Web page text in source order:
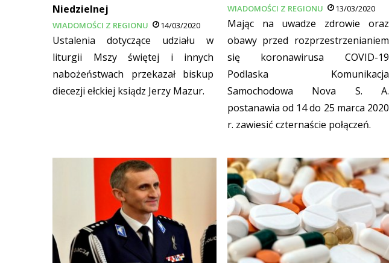
Niedzielnej
WIADOMOŚCI Z REGIONU 14/03/2020
Ustalenia dotyczące udziału w
liturgii Mszy świętej i innych
nabożeństwach przekazał biskup
diecezji ełckiej ksiądz Jerzy Mazur.
WIADOMOŚCI Z REGIONU 13/03/2020
Mając na uwadze zdrowie oraz
obawy przed rozprzestrzenianiem
się koronawirusa COVID-19
Podlaska Komunikacja
Samochodowa Nova S. A.
postanawia od 14 do 25 marca 2020
r. zawiesić czternaście połączeń.